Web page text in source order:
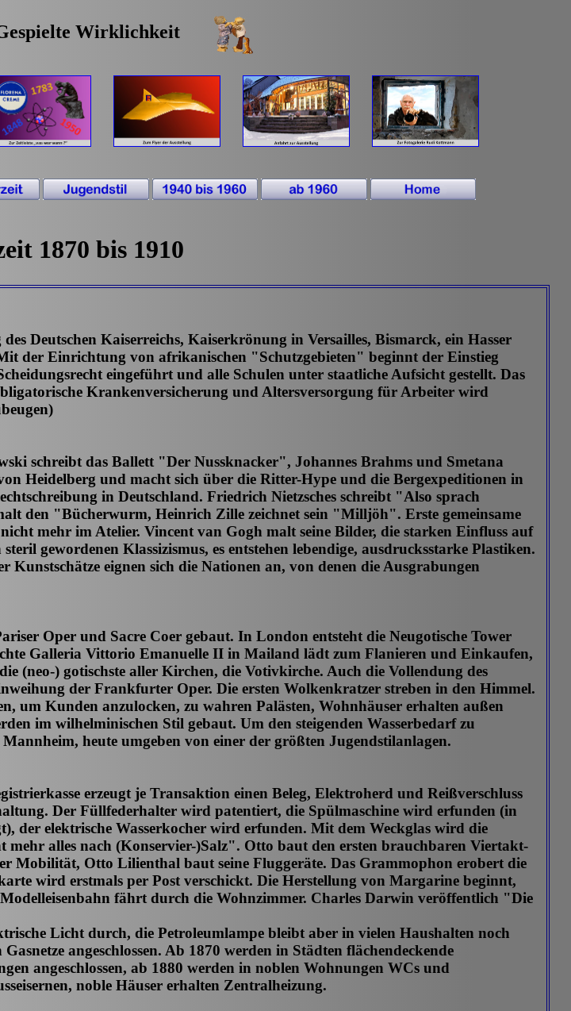
Wirklichkeit
1870 bis 1910
Deutschen Kaiserreichs, Kaiserkrönung in Versailles, Bismarck, ein Hasser
der Einrichtung von afrikanischen "Schutzgebieten" beginnt der Einstieg
eingeführt und alle Schulen unter staatliche Aufsicht gestellt. Das
Krankenversicherung und Altersversorgung für Arbeiter wird
schreibt das Ballett "Der Nussknacker", Johannes Brahms und Smetana
Heidelberg und macht sich über die Ritter-Hype und die Bergexpeditionen in
in Deutschland. Friedrich Nietzsches schreibt "Also sprach
den "Bücherwurm, Heinrich Zille zeichnet sein "Milljöh". Erste gemeinsame
mehr im Atelier. Vincent van Gogh malt seine Bilder, die starken Einfluss auf
gewordenen Klassizismus, es entstehen lebendige, ausdrucksstarke Plastiken.
eignen sich die Nationen an, von denen die Ausgrabungen
Oper und Sacre Coer gebaut. In London entsteht die Neugotische Tower
Galleria Vittorio Emanuelle II in Mailand lädt zum Flanieren und Einkaufen,
(neo-) gotischste aller Kirchen, die Votivkirche. Auch die Vollendung des
der Frankfurter Oper. Die ersten Wolkenkratzer streben in den Himmel.
um Kunden anzulocken, zu wahren Palästen, Wohnhäuser erhalten außen
im wilhelminischen Stil gebaut. Um den steigenden Wasserbedarf zu
heute umgeben von einer der größten Jugendstilanlagen.
erzeugt je Transaktion einen Beleg, Elektroherd und Reißverschluss
Der Füllfederhalter wird patentiert, die Spülmaschine wird erfunden (in
der elektrische Wasserkocher wird erfunden. Mit dem Weckglas wird die
alles nach (Konservier-)Salz". Otto baut den ersten brauchbaren Viertakt-
Mobilität, Otto Lilienthal baut seine Fluggeräte. Das Grammophon erobert die
wird erstmals per Post verschickt. Die Herstellung von Margarine beginnt,
fährt durch die Wohnzimmer. Charles Darwin veröffentlich "Die
Licht durch, die Petroleumlampe bleibt aber in vielen Haushalten noch
angeschlossen. Ab 1870 werden in Städten flächendeckende
angeschlossen, ab 1880 werden in noblen Wohnungen WCs und
noble Häuser erhalten Zentralheizung.